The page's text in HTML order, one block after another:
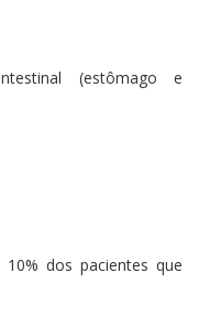
(estômago e
dos pacientes que